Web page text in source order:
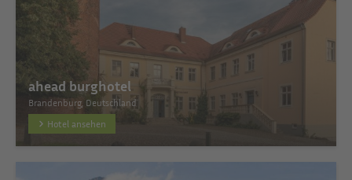
ahead burghotel
Brandenburg, Deutschland
Hotel ansehen